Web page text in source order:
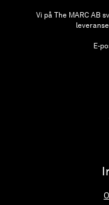
Vi på The MARC AB
E-